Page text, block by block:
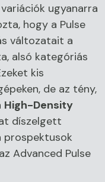
ugyanarra
hogy a Pulse
változatait a
alsó kategóriás
kis
de az tény,
High-Density
díszelgett
prospektusok
Advanced Pulse